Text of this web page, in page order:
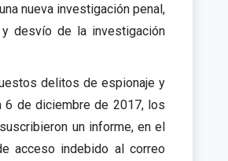
nueva investigación penal,
desvío de la investigación
delitos de espionaje y
6 de diciembre de 2017, los
un informe, en el
acceso indebido al correo